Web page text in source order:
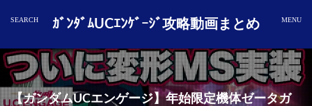
ｶﾞﾝﾀﾞﾑUCｴﾝｹﾞｰｼﾞ攻略動画まとめ
【ガンダムUCエンゲージ】年始限定機体ゼータガ